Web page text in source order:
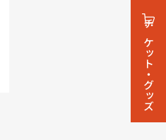
チケット・グッズ